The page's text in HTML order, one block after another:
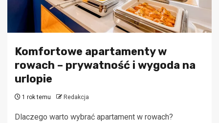
Komfortowe apartamenty w
rowach – prywatność i wygoda na
urlopie
1 rok temu Redakcja
Dlaczego warto wybrać apartament w rowach?